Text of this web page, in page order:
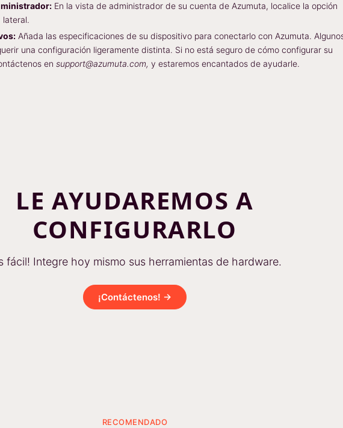
En la vista de administrador de su cuenta de Azumuta, localice la opción
lateral.
Añada las especificaciones de su dispositivo para conectarlo con Azumuta.
una configuración ligeramente distinta. Si no está seguro de cómo configurar su
en support@azumuta.com, y estaremos encantados de ayudarle.
LE AYUDAREMOS A
CONFIGURARLO
fácil! Integre hoy mismo sus herramientas de hardware.
¡Contáctenos! →
RECOMENDADO